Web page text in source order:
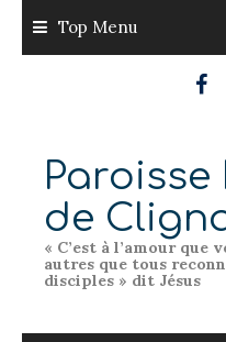
content
Top Menu
de
« C’est à l’amour que
autres que tous
disciples » dit Jésus